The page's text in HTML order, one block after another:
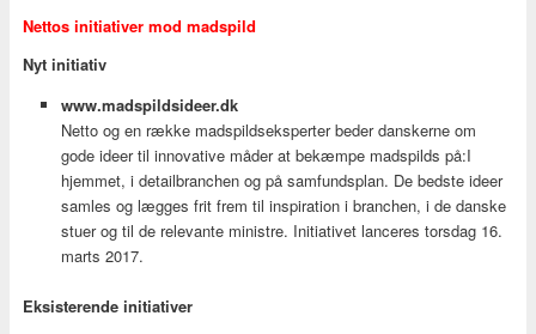
Nettos initiativer mod madspild
Nyt initiativ
www.madspildsideer.dk
Netto og en række madspildseksperter beder danskerne om
gode ideer til innovative måder at bekæmpe madspilds på:I
hjemmet, i detailbranchen og på samfundsplan. De bedste ideer
samles og lægges frit frem til inspiration i branchen, i de danske
stuer og til de relevante ministre. Initiativet lanceres torsdag 16.
marts 2017.
Eksisterende initiativer